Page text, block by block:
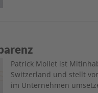
Patrick Mollet ist
Switzerland und stellt
im Unternehmen